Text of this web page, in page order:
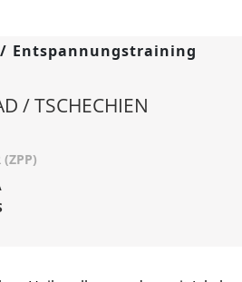
Entspannungstraining
/ TSCHECHIEN
(ZPP)